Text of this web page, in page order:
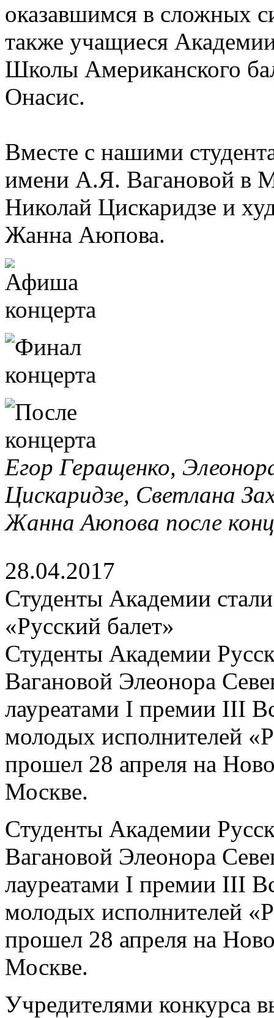
оказавшимся в сложных
также учащиеся
Школы Американского
Онасис.
Вместе с нашими
имени А.Я. Вагановой в
Николай Цискаридзе и
Жанна Аюпова.
Егор Геращенко,
Цискаридзе, Светлана
Жанна Аюпова после
28.04.2017
Студенты Академии
«Русский балет»
Студенты Академии
Вагановой Элеонора
лауреатами I премии III
молодых исполнителей
прошел 28 апреля на
Москве.
Студенты Академии
Вагановой Элеонора
лауреатами I премии III
молодых исполнителей
прошел 28 апреля на
Москве.
Учредителями конкурса